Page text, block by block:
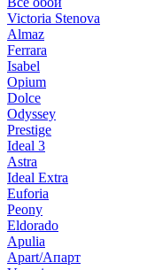
Victoria Stenova
Almaz
Ferrara
Isabel
Opium
Dolce
Odyssey
Prestige
Ideal 3
Astra
Ideal Extra
Euforia
Peony
Eldorado
Apulia
Apart/Апарт